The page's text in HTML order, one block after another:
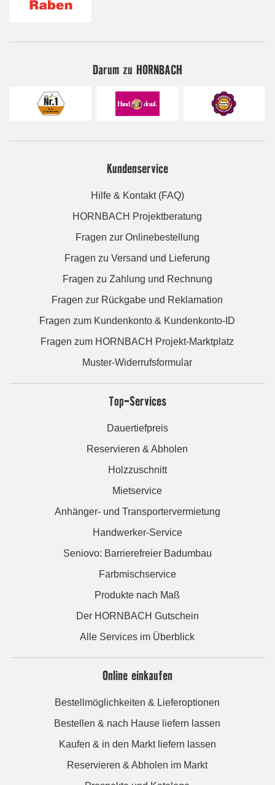
Darum zu HORNBACH
Kundenservice
Hilfe & Kontakt (FAQ)
HORNBACH Projektberatung
Fragen zur Onlinebestellung
Fragen zu Versand und Lieferung
Fragen zu Zahlung und Rechnung
Fragen zur Rückgabe und Reklamation
Fragen zum Kundenkonto & Kundenkonto-ID
Fragen zum HORNBACH Projekt-Marktplatz
Muster-Widerrufsformular
Top-Services
Dauertiefpreis
Reservieren & Abholen
Holzzuschnitt
Mietservice
Anhänger- und Transportervermietung
Handwerker-Service
Seniovo: Barrierefreier Badumbau
Farbmischservice
Produkte nach Maß
Der HORNBACH Gutschein
Alle Services im Überblick
Online einkaufen
Bestellmöglichkeiten & Lieferoptionen
Bestellen & nach Hause liefern lassen
Kaufen & in den Markt liefern lassen
Reservieren & Abholen im Markt